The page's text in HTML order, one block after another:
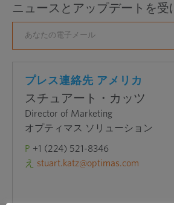
イ
ト
し
い
ウ
ィ
ン
ド
ニュースとアップデートを受
プレス連絡先 アメリカ
スチュアート・カッツ
Director of Marketing
オプティマス ソリューション
P +1 (224) 521-8346
え
stuart.katz@optimas.com